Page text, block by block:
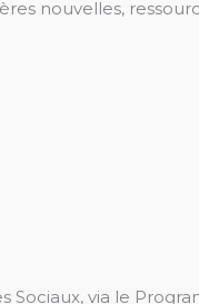
nouvelles,
Sociaux, via le